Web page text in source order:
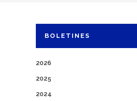
BOLETINES
2026
2025
2024